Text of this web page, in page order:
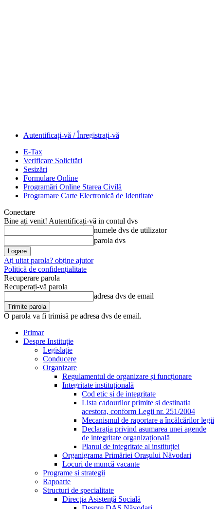
Autentificați-vă / Înregistrați-vă
E-Tax
Verificare Solicitări
Sesizări
Formulare Online
Programări Online Starea Civilă
Programare Carte Electronică de Identitate
Conectare
Bine ați venit! Autentificați-vă in contul dvs
numele dvs de utilizator
parola dvs
Ați uitat parola? obține ajutor
Politică de confidențialitate
Recuperare parola
Recuperați-vă parola
adresa dvs de email
O parola va fi trimisă pe adresa dvs de email.
Primar
Despre Instituție
Legislație
Conducere
Organizare
Regulamentul de organizare și funcționare
Integritate instituțională
Cod etic și de integritate
Lista cadourilor primite si destinatia
acestora, conform Legii nr. 251/2004
Mecanismul de raportare a încălcărilor legii
Declarația privind asumarea unei agende
de integritate organizațională
Planul de integritate al instituției
Organigrama Primăriei Orașului Năvodari
Locuri de muncă vacante
Programe și strategii
Rapoarte
Structuri de specialitate
Direcția Asistență Socială